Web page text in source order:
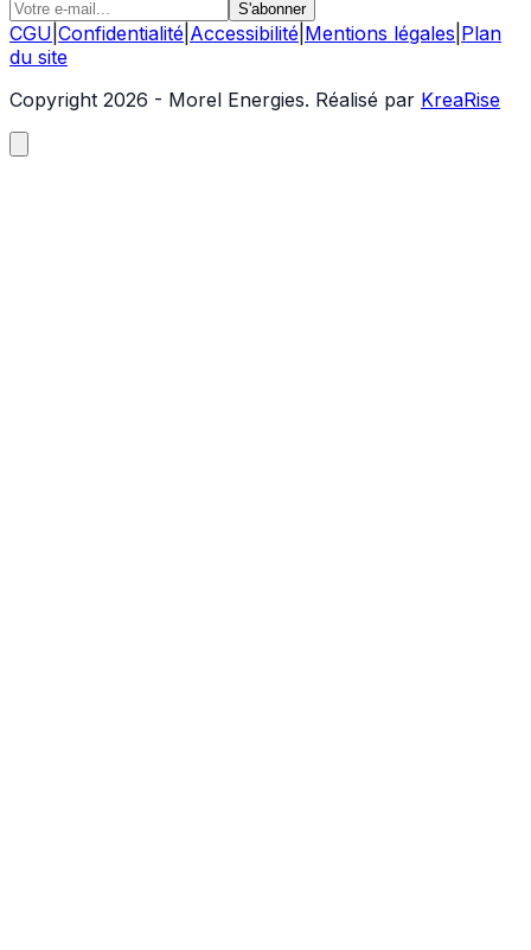
S'abonner
CGU Confidentialité Accessibilité Mentions légales Plan
du site
Copyright 2026 - Morel Energies. Réalisé par KreaRise